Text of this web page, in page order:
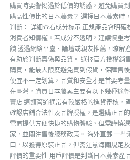
購買時要警惕過於低價的誘惑，避免購買
購高性價比的日本藤素？ 選擇日本藤素時
判斷： 詳細查看成分標示 正規產品會明確
消費者知情權。若成分不透明，建議慎重
饋 透過網絡平臺、論壇或親友推薦，瞭解
有助於判斷真偽與品質。 選擇官方授權銷
購買，能最大限度避免買到假貨，保障售
便宜不一定划算，品質和安全才是首要考
在臺灣，購買日本藤素主要有以下幾種途
賣店 這類管道通常有較嚴格的進貨審核，
確認店鋪合法性及品牌授權，是選購正品
電商提供方便快捷的購物體驗，但需謹慎
家，並關注售後服務政策。 海外直郵 一些
口，以獲得原裝正品，但需注意海關規定
評價的重要性 用戶評價是判斷日本藤素產